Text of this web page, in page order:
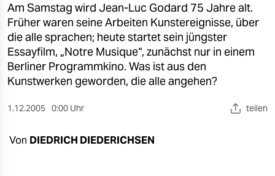
kultur
sport
berlin
nord
verlag
Am Samstag wird Jean-Luc Godard 75 Jahre alt.
Früher waren seine Arbeiten Kunstereignisse, über
die alle sprachen; heute startet sein jüngster
Essayfilm, „Notre Musique“, zunächst nur in einem
Berliner Programmkino. Was ist aus den
Kunstwerken geworden, die alle angehen?
1.12.2005 0:00 Uhr teilen
Von DIEDRICH DIEDERICHSEN